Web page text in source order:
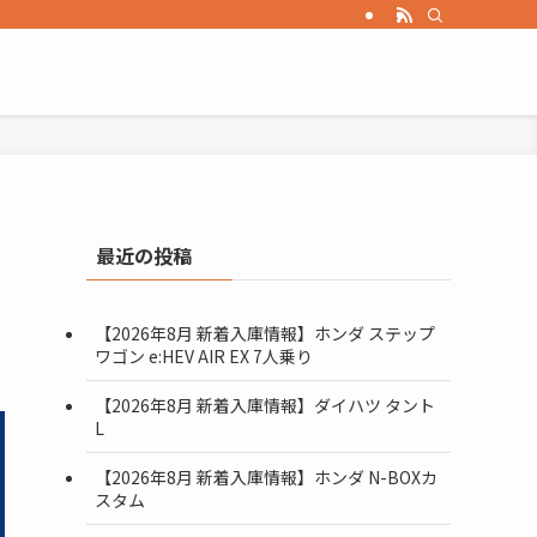
最近の投稿
【2026年8月 新着入庫情報】ホンダ ステップ
ワゴン e:HEV AIR EX 7人乗り
【2026年8月 新着入庫情報】ダイハツ タント
L
【2026年8月 新着入庫情報】ホンダ N-BOXカ
スタム